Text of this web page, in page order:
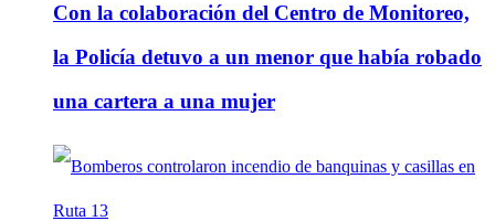
Con la colaboración del Centro de Monitoreo,
la Policía detuvo a un menor que había robado
una cartera a una mujer